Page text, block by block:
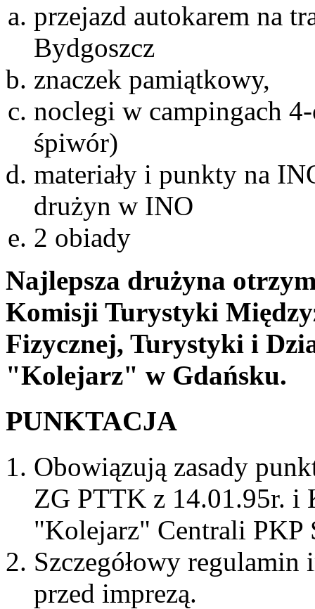
przejazd autokarem na
Bydgoszcz
znaczek pamiątkowy,
noclegi w campingach
śpiwór)
materiały i punkty na
drużyn w INO
2 obiady
Najlepsza drużyna
Komisji Turystyki
Fizycznej, Turystyki i
"Kolejarz" w Gdańsku.
PUNKTACJA
Obowiązują zasady
ZG PTTK z 14.01.95r.
"Kolejarz" Centrali PKP
Szczegółowy
przed imprezą.